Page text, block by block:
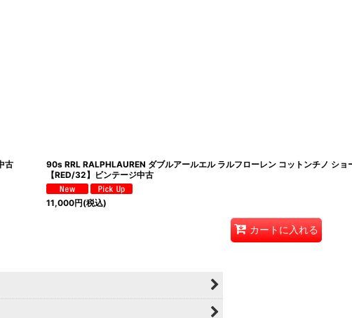
古
90s RRL RALPHLAUREN ダブルアールエル ラルフローレン コットンチノ ショ
【RED/32】ビンテージ中古
11,000円(税込)
カートに入れる